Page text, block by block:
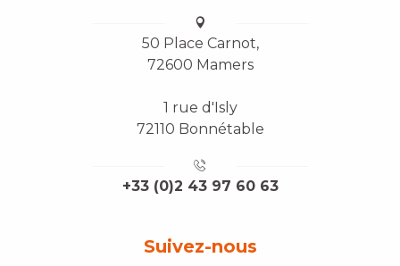
50 Place Carnot,
72600 Mamers
1 rue d'Isly
72110 Bonnétable
+33 (0)2 43 97 60 63
Suivez-nous